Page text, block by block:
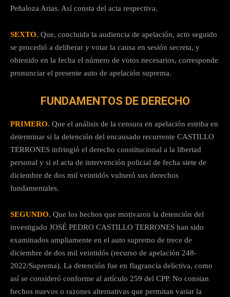
Peñaloza Arias. Así consta del acta respectiva.
SEXTO. Que, concluida la audiencia de apelación, acto seguido
se procedió a deliberar y votar la causa en sesión secreta, y
obtenido en la fecha el número de votos necesarios, corresponde
pronunciar el presente auto de apelación suprema.
FUNDAMENTOS DE DERECHO
PRIMERO. Que el análisis de la censura en apelación estriba en
determinar si la detención del encausado recurrente CASTILLO
TERRONES infringió el derecho constitucional a la libertad
personal y si el acta de intervención policial de fecha siete de
diciembre de dos mil veintidós vulneró sus derechos
fundamentales.
SEGUNDO. Que los hechos que motivaron la detención del
investigado JOSÉ PEDRO CASTILLO TERRONES han sido
examinados ampliamente en el auto supremo de trece de
diciembre de dos mil veintidós (recurso de apelación 248-
2022/Suprema). La detención fue en flagrancia delictiva, como
así se consideró conforme al artículo 259 del CPP. No constan
hechos nuevos o razones alternativas que permitan variar la